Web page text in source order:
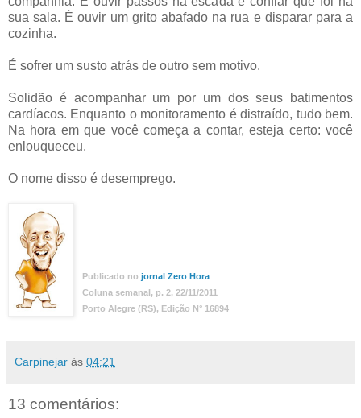
sua sala. É ouvir um grito abafado na rua e disparar para a
cozinha.
É sofrer um susto atrás de outro sem motivo.
Solidão é acompanhar um por um dos seus batimentos
cardíacos. Enquanto o monitoramento é distraído, tudo bem.
Na hora em que você começa a contar, esteja certo: você
enlouqueceu.
O nome disso é desemprego.
Publicado no jornal Zero Hora
Coluna semanal, p. 2, 22/11/2011
Porto Alegre (RS), Edição N° 16894
Carpinejar às 04:21
13 comentários: